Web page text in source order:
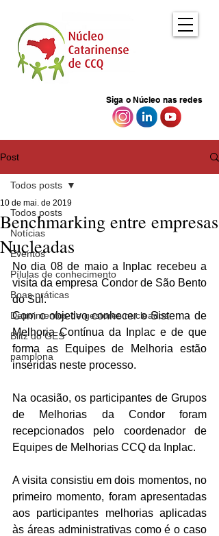
Siga o Núcleo nas redes
Post
Todos posts
Notícias
Eventos
Pílulas de conhecimento
Boas práticas
Depoimentos de gestores nucleados
Blitz do GES
pamplona
Todos posts
Benchmarking entre empresas
Nucleadas
10 de mai. de 2019
No dia 08 de maio a Inplac recebeu a
visita da empresa Condor de São Bento
do Sul.
Com o objetivo conhecer o Sistema de
Melhoria Contínua da Inplac e de que
forma as Equipes de Melhoria estão
inseridas neste processo.
Na ocasião, os participantes de Grupos
de Melhorias da Condor foram
recepcionados pelo coordenador de
Equipes de Melhorias CCQ da Inplac.
A visita consistiu em dois momentos, no
primeiro momento, foram apresentadas
aos participantes melhorias aplicadas
às áreas administrativas como é o caso